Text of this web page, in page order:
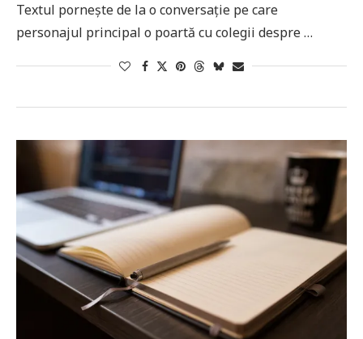
Textul pornește de la o conversație pe care
personajul principal o poartă cu colegii despre …